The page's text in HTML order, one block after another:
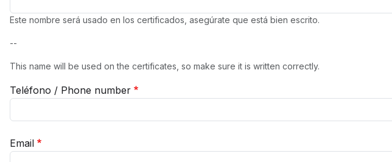
Este nombre será usado en los certificados, asegúrate que está bien escrito.
--
This name will be used on the certificates, so make sure it is written correctly.
Teléfono / Phone number
Email
Email